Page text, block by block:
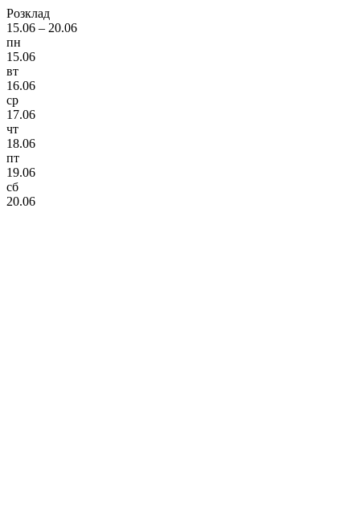
Розклад
15.06 – 20.06
пн
15.06
вт
16.06
ср
17.06
чт
18.06
пт
19.06
сб
20.06